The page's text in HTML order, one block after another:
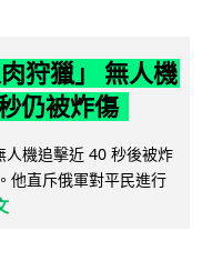
狩獵」 無人機
仍被炸傷
人機追擊近 40 秒後被炸
他直斥俄軍對平民進行